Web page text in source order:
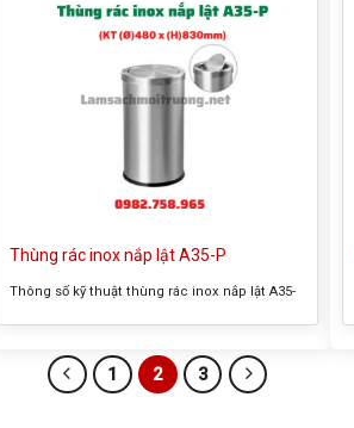
Thùng rác inox nắp lật A35-P
Thông số kỹ thuật thùng rác inox nắp lật A35-
(Ø)480 x (H)830mm – Màu sắc : trắng, đen –
Chất liệu : inox – Có giỏ đựng rác bên trong
1 2 3